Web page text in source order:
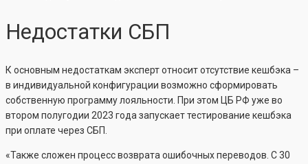
Недостатки СБП
К основным недостаткам эксперт относит отсутствие кешбэка –
в индивидуальной конфигурации возможно сформировать
собственную программу лояльности. При этом ЦБ РФ уже во
втором полугодии 2023 года запускает тестирование кешбэка
при оплате через СБП.
«Также сложен процесс возврата ошибочных переводов. С 30